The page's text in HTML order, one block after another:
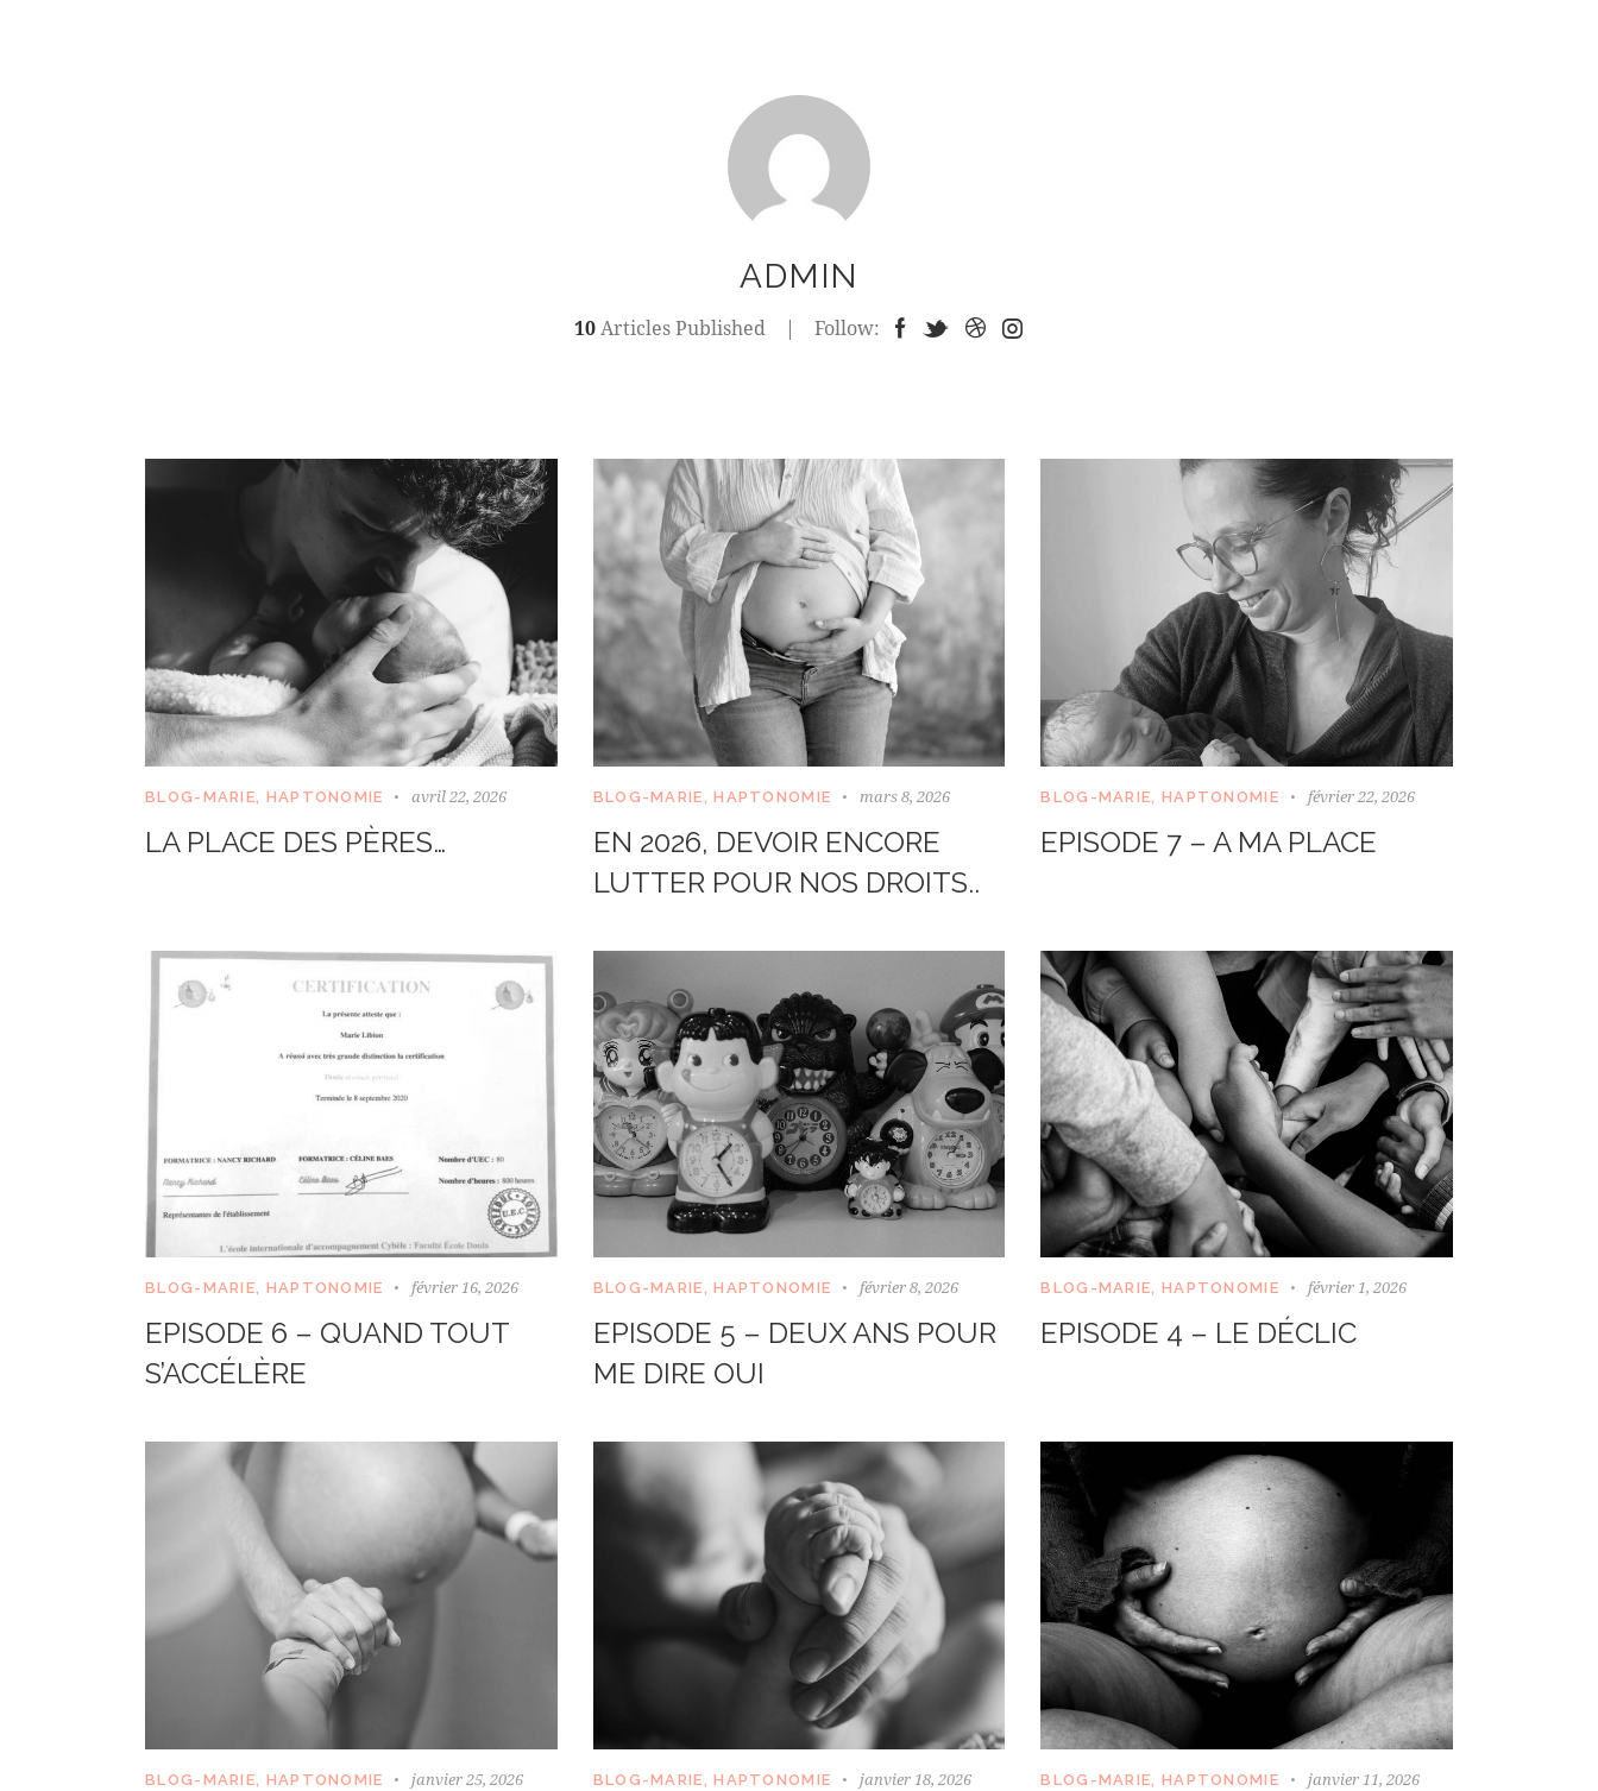
ADMIN
10 Articles Published Follow:
BLOG-MARIE, HAPTONOMIE avril 22, 2026
LA PLACE DES PÈRES…
BLOG-MARIE ,HAPTONOMIE mars 8, 2026
EN 2026, DEVOIR ENCORE
LUTTER POUR NOS DROITS..
BLOG-MARIE, HAPTONOMIE février 22, 2026
EPISODE 7 – A MA PLACE
BLOG-MARIE, HAPTONOMIE février 16, 2026
EPISODE 6 – QUAND TOUT
S’ACCÉLÈRE
BLOG-MARIE,HAPTONOMIE février 8, 2026
EPISODE 5 – DEUX ANS POUR
ME DIRE OUI
BLOG-MARIE, HAPTONOMIE février 1, 2026
EPISODE 4 – LE DÉCLIC
BLOG-MARIE, HAPTONOMIE janvier 25, 2026 BLOG-MARIE ,HAPTONOMIE janvier 18, 2026 BLOG-MARIE, HAPTONOMIE janvier 11, 2026